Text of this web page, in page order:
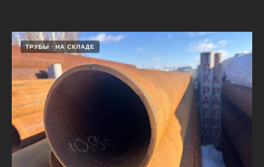
ТРУБЫ НА СКЛАДЕ